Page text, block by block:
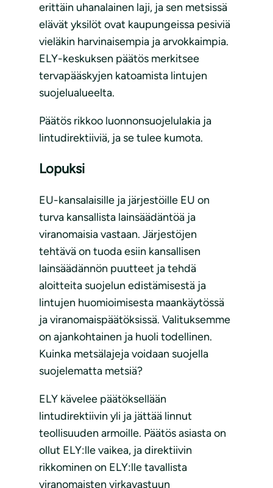
erittäin uhanalainen laji, ja sen metsissä
elävät yksilöt ovat kaupungeissa pesiviä
vieläkin harvinaisempia ja arvokkaimpia.
ELY-keskuksen päätös merkitsee
tervapääskyjen katoamista lintujen
suojelualueelta.
Päätös rikkoo luonnonsuojelulakia ja
lintudirektiiviä, ja se tulee kumota.
Lopuksi
EU-kansalaisille ja järjestöille EU on
turva kansallista lainsäädäntöä ja
viranomaisia vastaan. Järjestöjen
tehtävä on tuoda esiin kansallisen
lainsäädännön puutteet ja tehdä
aloitteita suojelun edistämisestä ja
lintujen huomioimisesta maankäytössä
ja viranomaispäätöksissä. Valituksemme
on ajankohtainen ja huoli todellinen.
Kuinka metsälajeja voidaan suojella
suojelematta metsiä?
ELY kävelee päätöksellään
lintudirektiivin yli ja jättää linnut
teollisuuden armoille. Päätös asiasta on
ollut ELY:lle vaikea, ja direktiivin
rikkominen on ELY:lle tavallista
viranomaisten virkavastuun